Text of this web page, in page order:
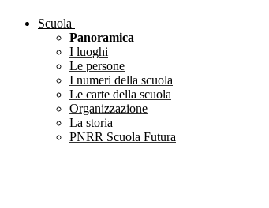
Scuola
Panoramica
I luoghi
Le persone
I numeri della scuola
Le carte della scuola
Organizzazione
La storia
PNRR Scuola Futura